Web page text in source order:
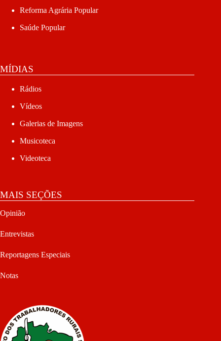
Reforma Agrária Popular
Saúde Popular
MÍDIAS
Rádios
Vídeos
Galerias de Imagens
Musicoteca
Videoteca
MAIS SEÇÕES
Opinião
Entrevistas
Reportagens Especiais
Notas